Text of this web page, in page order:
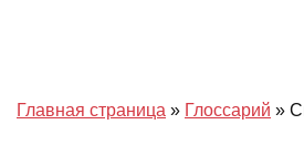
Главная страница » Глоссарий »